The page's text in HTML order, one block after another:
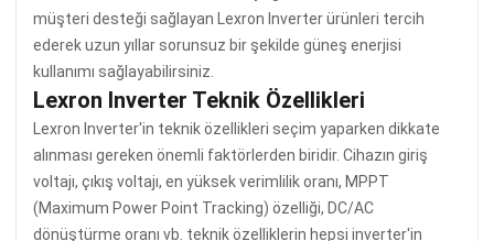
müşteri desteği sağlayan Lexron Inverter ürünleri tercih
ederek uzun yıllar sorunsuz bir şekilde güneş enerjisi
kullanımı sağlayabilirsiniz.
Lexron Inverter Teknik Özellikleri
Lexron Inverter'in teknik özellikleri seçim yaparken dikkate
alınması gereken önemli faktörlerden biridir. Cihazın giriş
voltajı, çıkış voltajı, en yüksek verimlilik oranı, MPPT
(Maximum Power Point Tracking) özelliği, DC/AC
dönüştürme oranı vb. teknik özelliklerin hepsi inverter'in